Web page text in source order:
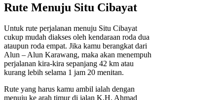
Rute Menuju Situ Cibayat
Untuk rute perjalanan menuju Situ Cibayat
cukup mudah diakses oleh kendaraan roda dua
ataupun roda empat. Jika kamu berangkat dari
Alun – Alun Karawang, maka akan menempuh
perjalanan kira-kira sepanjang 42 km atau
kurang lebih selama 1 jam 20 menitan.
Rute yang harus kamu ambil ialah dengan
menuju ke arah timur di jalan K.H. Ahmad